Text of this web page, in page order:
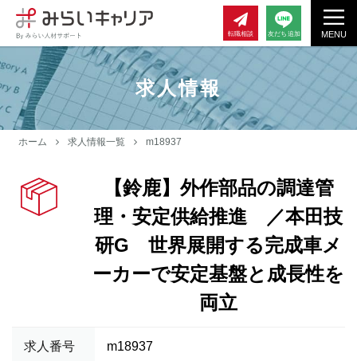
MENU
転職相談 友だち追加
求人情報
ホーム 求人情報一覧 m18937
【鈴鹿】外作部品の調達管
理・安定供給推進 ／本田技
研G 世界展開する完成車メ
ーカーで安定基盤と成長性を
両立
求人番号 m18937